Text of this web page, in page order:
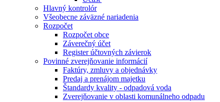
Hlavný kontrolór
Všeobecne záväzné nariadenia
Rozpočet
Rozpočet obce
Záverečný účet
Register účtovných závierok
Povinné zverejňovanie informácií
Faktúry, zmluvy a objednávky
Predaj a prenájom majetku
Štandardy kvality - odpadová voda
Zverejňovanie v oblasti komunálneho odpadu